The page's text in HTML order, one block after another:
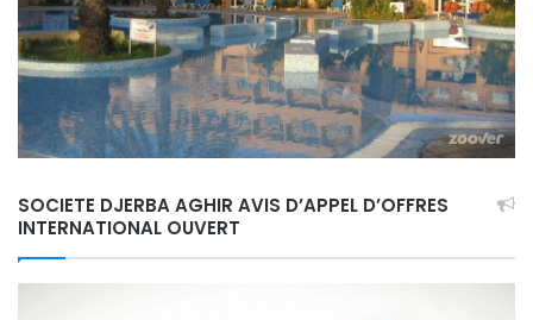
SOCIETE DJERBA AGHIR AVIS D’APPEL D’OFFRES
INTERNATIONAL OUVERT